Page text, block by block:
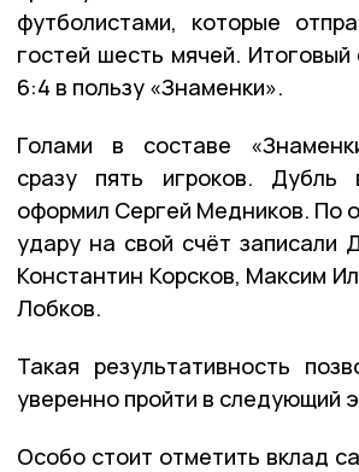
футболистами, которые
гостей шесть мячей. Итоговый
6:4 в пользу «Знаменки».
Голами в составе
сразу пять игроков.
оформил Сергей Медников. По
удару на свой счёт записали
Константин Корсков, Максим
Лобков.
Такая результативность
уверенно пройти в следующий
Особо стоит отметить вклад